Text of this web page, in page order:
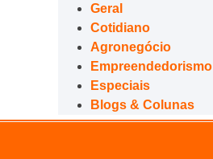
Geral
Cotidiano
Agronegócio
Empreendedorismo
Especiais
Blogs & Colunas